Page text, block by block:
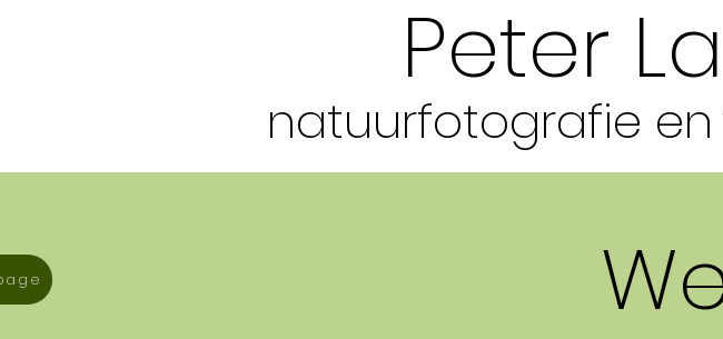
Peter
natuurfotografie